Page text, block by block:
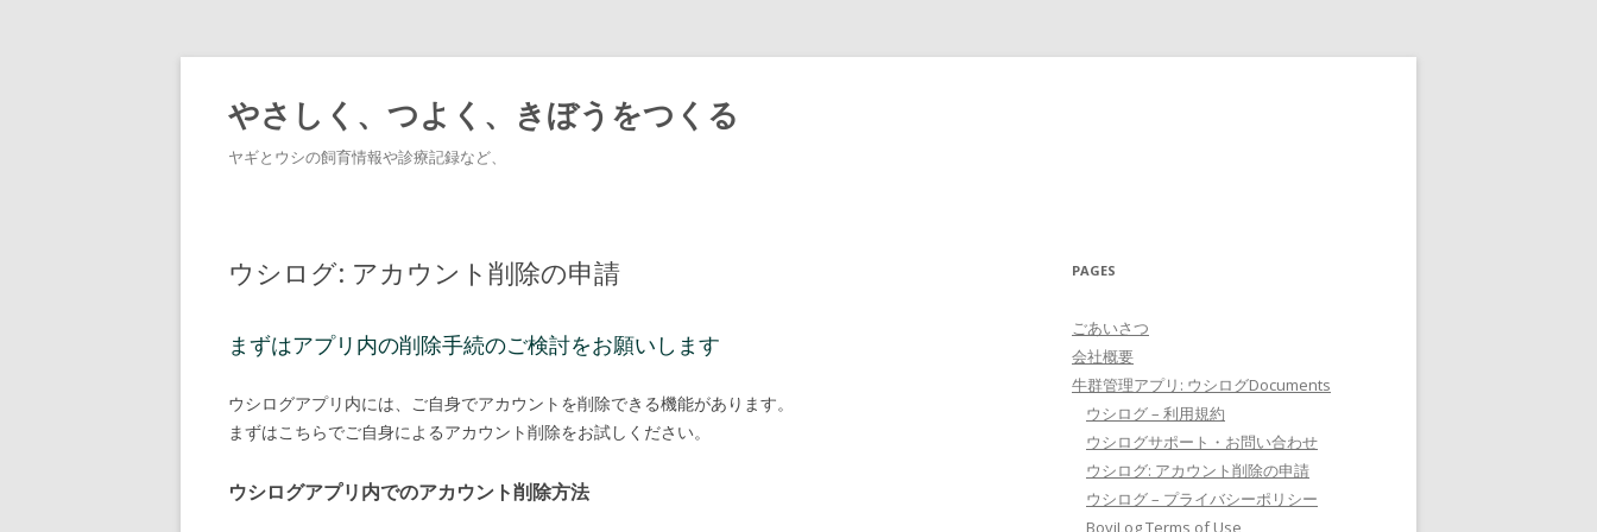
やさしく、つよく、きぼうをつくる
ヤギとウシの飼育情報や診療記録など、
ウシログ: アカウント削除の申請
まずはアプリ内の削除手続のご検討をお願いします
ウシログアプリ内には、ご自身でアカウントを削除できる機能があります。
まずはこちらでご自身によるアカウント削除をお試しください。
ウシログアプリ内でのアカウント削除方法
PAGES
ごあいさつ
会社概要
牛群管理アプリ: ウシログDocuments
ウシログ – 利用規約
ウシログサポート・お問い合わせ
ウシログ: アカウント削除の申請
ウシログ – プライバシーポリシー
BoviLog Terms of Use